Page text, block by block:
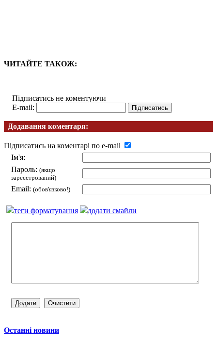
ЧИТАЙТЕ ТАКОЖ:
Підписатись не коментуючи
E-mail:
Додавання коментаря:
Підписатись на коментарі по e-mail
Ім'я:
Пароль: (якщо
зареєстрований)
Email: (обов'язково!)
теги форматування додати смайли
Останні новини